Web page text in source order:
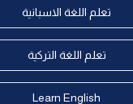
تعلم اللغة الاسبانية
تعلم اللغة التركية
Learn English